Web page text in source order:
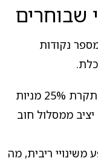
שבוחרים
נקודות
תקרת 25% מניות
ממסלול חוב
משינויי ריבית, מה